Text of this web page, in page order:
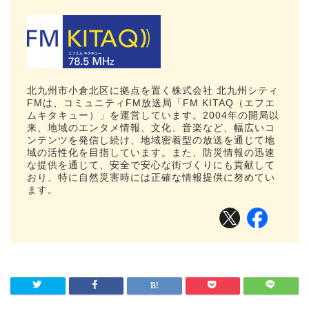
北九州市小倉北区に拠点を置く株式会社 北九州シティ
FMは、コミュニティFM放送局「FM KITAQ（エフエ
ムキタキュー）」を運営しています。2004年の開局以
来、地域のエンタメ情報、文化、音楽など、幅広いコ
ンテンツを発信し続け、地域密着型の放送を通じて地
域の活性化を目指しています。また、防災情報の迅速
な提供を通じて、安全で安心な街づくりにも貢献して
おり、特に自然災害時には正確な情報提供に努めてい
ます。